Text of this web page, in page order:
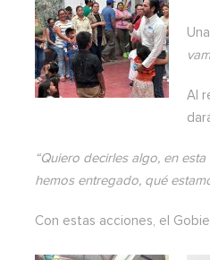
Al
“Quiero decirles algo, en
hemos entregado, qué
Con estas acciones, el